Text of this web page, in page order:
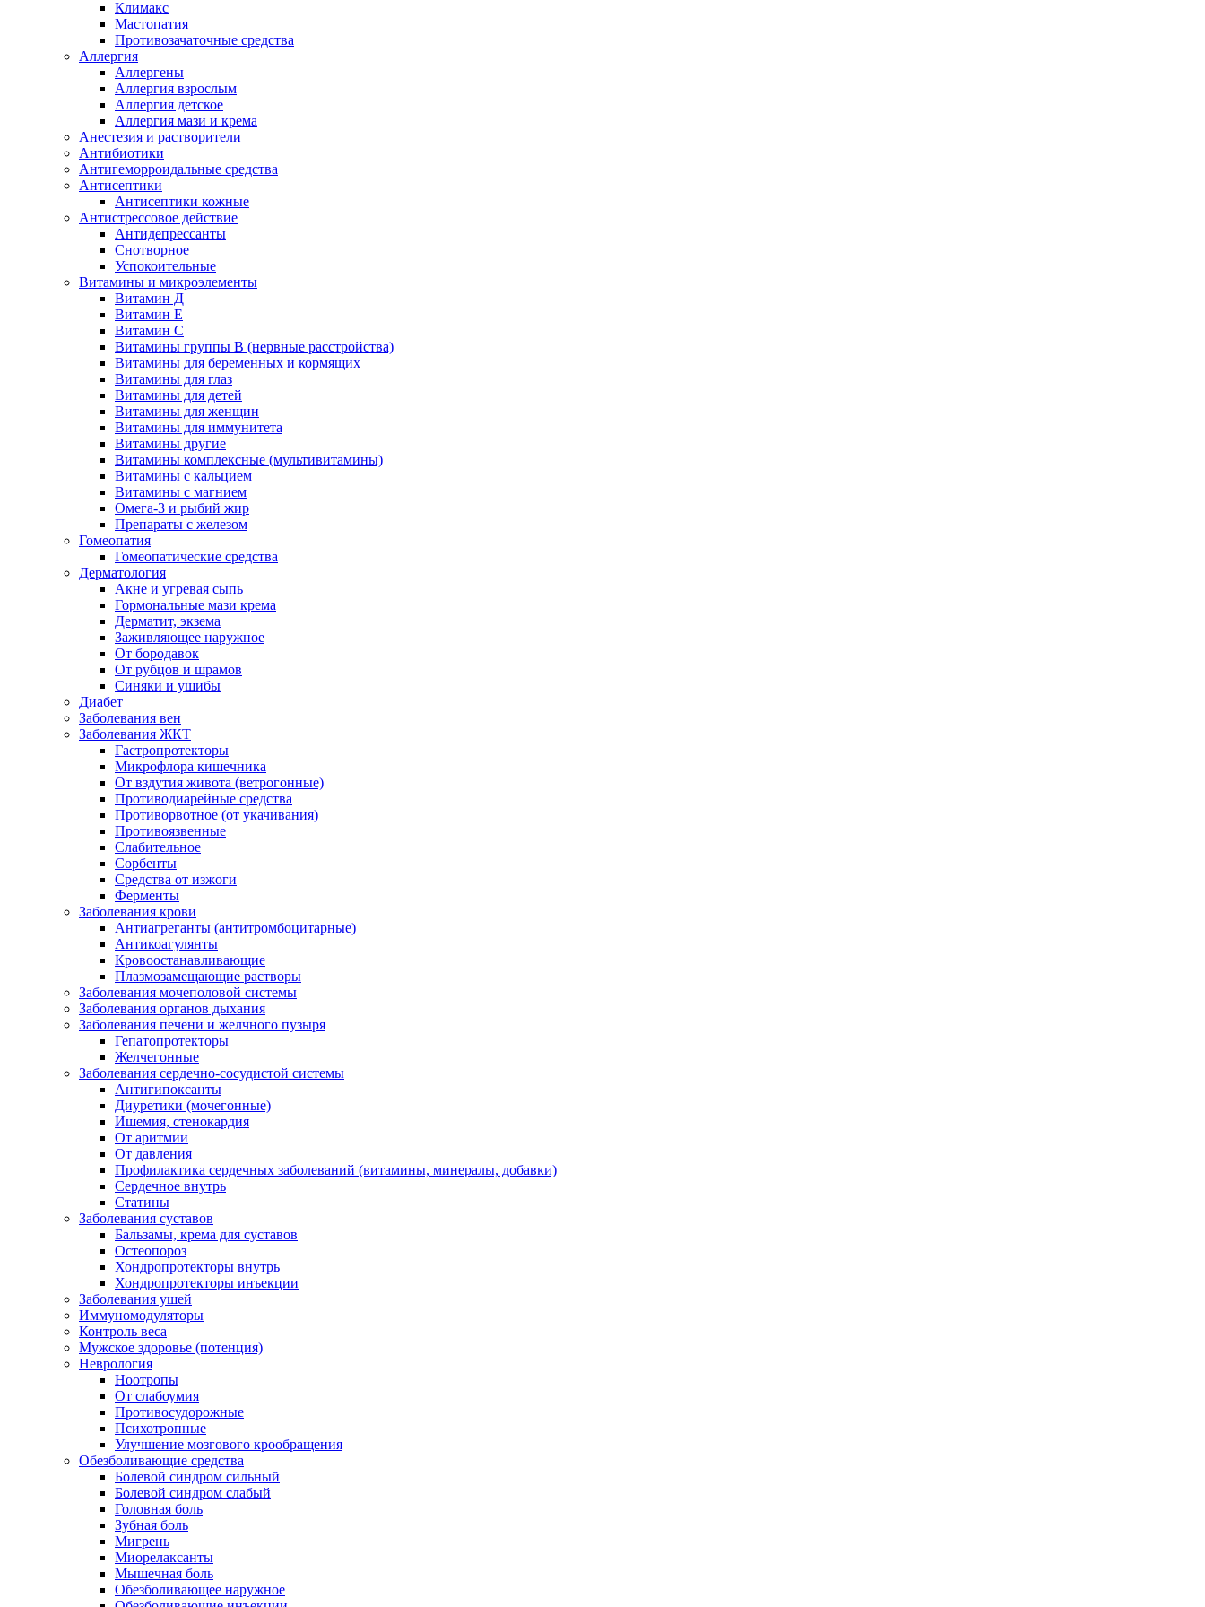
Климакс
Мастопатия
Противозачаточные средства
Аллергия
Аллергены
Аллергия взрослым
Аллергия детское
Аллергия мази и крема
Анестезия и растворители
Антибиотики
Антигеморроидальные средства
Антисептики
Антисептики кожные
Антистрессовое действие
Антидепрессанты
Снотворное
Успокоительные
Витамины и микроэлементы
Витамин Д
Витамин Е
Витамин С
Витамины группы В (нервные расстройства)
Витамины для беременных и кормящих
Витамины для глаз
Витамины для детей
Витамины для женщин
Витамины для иммунитета
Витамины другие
Витамины комплексные (мультивитамины)
Витамины с кальцием
Витамины с магнием
Омега-3 и рыбий жир
Препараты с железом
Гомеопатия
Гомеопатические средства
Дерматология
Акне и угревая сыпь
Гормональные мази крема
Дерматит, экзема
Заживляющее наружное
От бородавок
От рубцов и шрамов
Синяки и ушибы
Диабет
Заболевания вен
Заболевания ЖКТ
Гастропротекторы
Микрофлора кишечника
От вздутия живота (ветрогонные)
Противодиарейные средства
Противорвотное (от укачивания)
Противоязвенные
Слабительное
Сорбенты
Средства от изжоги
Ферменты
Заболевания крови
Антиагреганты (антитромбоцитарные)
Антикоагулянты
Кровоостанавливающие
Плазмозамещающие растворы
Заболевания мочеполовой системы
Заболевания органов дыхания
Заболевания печени и желчного пузыря
Гепатопротекторы
Желчегонные
Заболевания сердечно-сосудистой системы
Антигипоксанты
Диуретики (мочегонные)
Ишемия, стенокардия
От аритмии
От давления
Профилактика сердечных заболеваний (витамины, минералы, добавки)
Сердечное внутрь
Статины
Заболевания суставов
Бальзамы, крема для суставов
Остеопороз
Хондропротекторы внутрь
Хондропротекторы инъекции
Заболевания ушей
Иммуномодуляторы
Контроль веса
Мужское здоровье (потенция)
Неврология
Ноотропы
От слабоумия
Противосудорожные
Психотропные
Улучшение мозгового крообращения
Обезболивающие средства
Болевой синдром сильный
Болевой синдром слабый
Головная боль
Зубная боль
Мигрень
Миорелаксанты
Мышечная боль
Обезболивающее наружное